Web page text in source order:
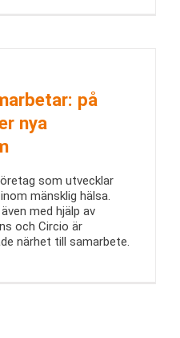
på
nya
som utvecklar
mänsklig hälsa.
med hjälp av
och Circio är
närhet till samarbete.